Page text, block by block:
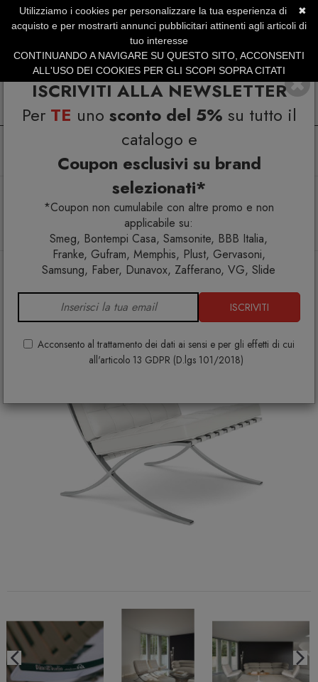
ISCRIVITI ALLA NEWSLETTER
Per TE uno sconto del 5% su tutto il
catalogo e
Coupon esclusivi su brand
selezionati*
*Coupon non cumulabile con altre promo e non
applicabile su:
Smeg, Bontempi Casa, Samsonite, BBB Italia,
Franke, Gufram, Memphis, Plust, Gervasoni,
Samsung, Faber, Dunavox, Zafferano, VG, Slide
ISCRIVITI
Acconsento al trattamento dei dati ai sensi e per gli effetti di cui
all'articolo 13 GDPR (D.lgs 101/2018)
SERVIZIO CLIENTI +39.0773.470.562
SUMMER SALES | Fino al 40% di Sconto
Arredo interno
Poltrone e chaise longue
Designer famosi
Knoll Mies Van Der Rohe Barcelona Poltrona Pelle Volo
Bianco
✖
Utilizziamo i cookies per personalizzare la tua esperienza di
acquisto e per mostrarti annunci pubblicitari attinenti agli articoli di
tuo interesse
CONTINUANDO A NAVIGARE SU QUESTO SITO, ACCONSENTI
ALL'USO DEI COOKIES PER GLI SCOPI SOPRA CITATI